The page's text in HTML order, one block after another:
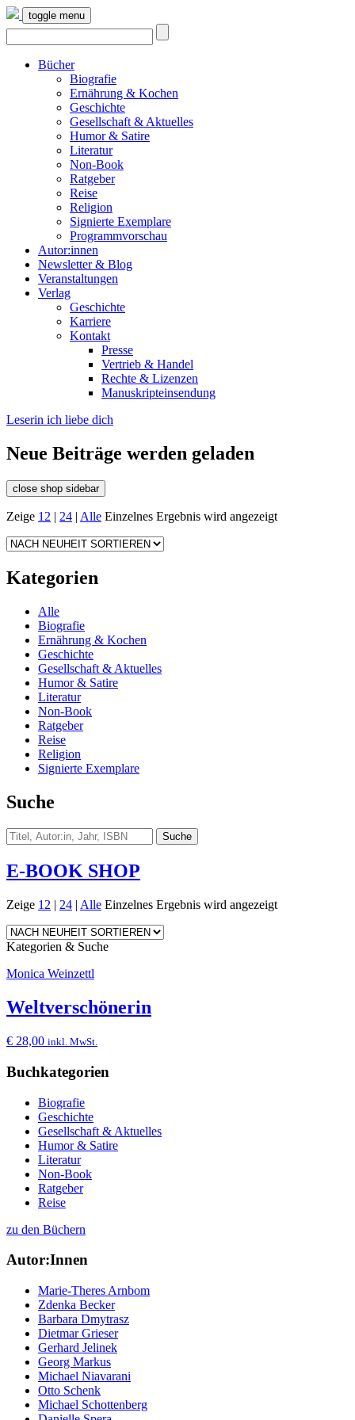
toggle menu
Bücher
Biografie
Ernährung & Kochen
Geschichte
Gesellschaft & Aktuelles
Humor & Satire
Literatur
Non-Book
Ratgeber
Reise
Religion
Signierte Exemplare
Programmvorschau
Autor:innen
Newsletter & Blog
Veranstaltungen
Verlag
Geschichte
Karriere
Kontakt
Presse
Vertrieb & Handel
Rechte & Lizenzen
Manuskripteinsendung
Leserin ich liebe dich
Neue Beiträge werden geladen
close shop sidebar
Zeige 12 | 24 | Alle Einzelnes Ergebnis wird angezeigt
Kategorien
Alle
Biografie
Ernährung & Kochen
Geschichte
Gesellschaft & Aktuelles
Humor & Satire
Literatur
Non-Book
Ratgeber
Reise
Religion
Signierte Exemplare
Suche
E-BOOK SHOP
Zeige 12 | 24 | Alle Einzelnes Ergebnis wird angezeigt
Kategorien & Suche
Monica Weinzettl
Weltverschönerin
€ 28,00 inkl. MwSt.
Buchkategorien
Biografie
Geschichte
Gesellschaft & Aktuelles
Humor & Satire
Literatur
Non-Book
Ratgeber
Reise
zu den Büchern
Autor:Innen
Marie-Theres Arnbom
Zdenka Becker
Barbara Dmytrasz
Dietmar Grieser
Gerhard Jelinek
Georg Markus
Michael Niavarani
Otto Schenk
Michael Schottenberg